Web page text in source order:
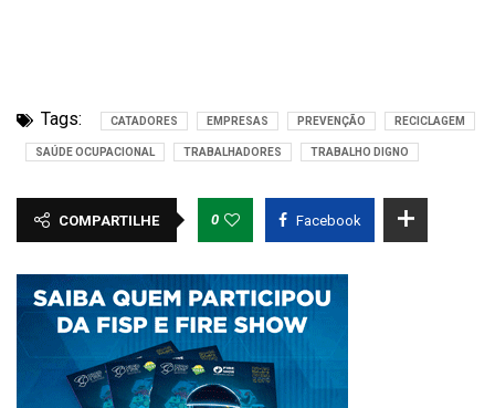
Tags: CATADORES EMPRESAS PREVENÇÃO RECICLAGEM
SAÚDE OCUPACIONAL TRABALHADORES TRABALHO DIGNO
COMPARTILHE 0 Facebook